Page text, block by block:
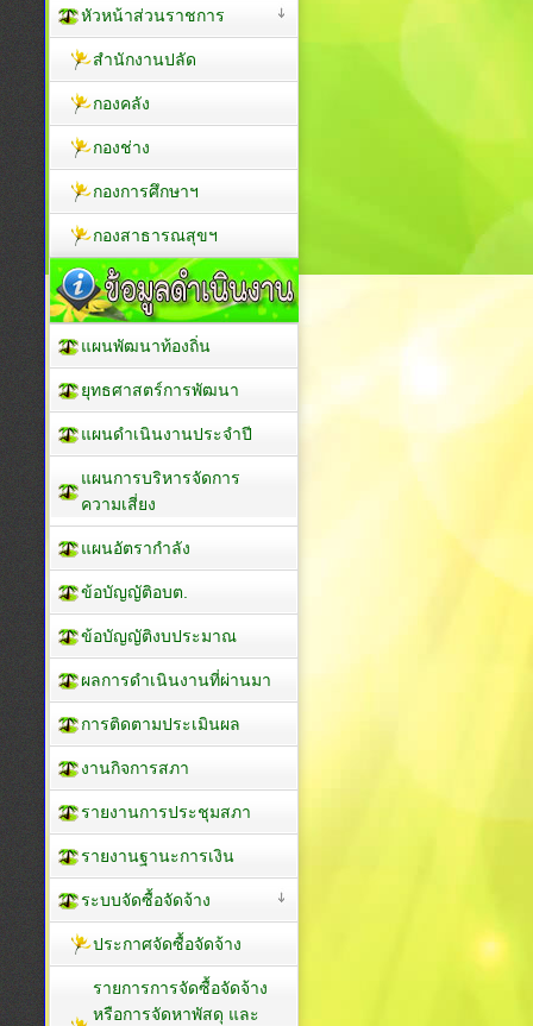
หัวหน้าส่วนราชการ
สำนักงานปลัด
กองคลัง
กองช่าง
กองการศึกษาฯ
กองสาธารณสุขฯ
แผนพัฒนาท้องถิ่น
ยุทธศาสตร์การพัฒนา
แผนดำเนินงานประจำปี
แผนการบริหารจัดการ
ความเสี่ยง
แผนอัตรากำลัง
ข้อบัญญัติอบต.
ข้อบัญญัติงบประมาณ
ผลการดำเนินงานที่ผ่านมา
การติดตามประเมินผล
งานกิจการสภา
รายงานการประชุมสภา
รายงานฐานะการเงิน
ระบบจัดซื้อจัดจ้าง
ประกาศจัดซื้อจัดจ้าง
รายการการจัดซื้อจัดจ้าง
หรือการจัดหาพัสดุ และ